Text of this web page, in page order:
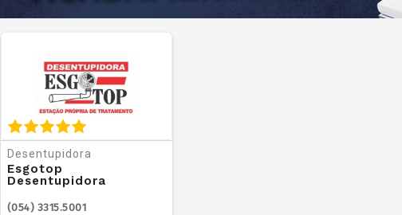
Desentupidora
Esgotop
Desentupidora
(054) 3315.5001